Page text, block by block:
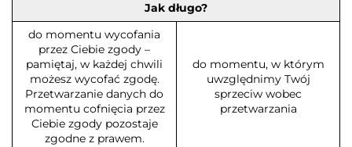
Jak długo?
do momentu wycofania
przez Ciebie zgody –
pamiętaj, w każdej chwili
możesz wycofać zgodę.
Przetwarzanie danych do
momentu cofnięcia przez
Ciebie zgody pozostaje
zgodne z prawem.
do momentu, w którym
uwzględnimy Twój
sprzeciw wobec
przetwarzania